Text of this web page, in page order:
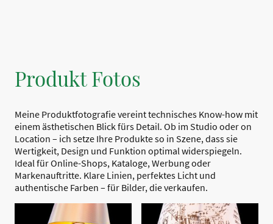
Produkt Fotos
Meine Produktfotografie vereint technisches Know-how mit
einem ästhetischen Blick fürs Detail. Ob im Studio oder on
Location – ich setze Ihre Produkte so in Szene, dass sie
Wertigkeit, Design und Funktion optimal widerspiegeln.
Ideal für Online-Shops, Kataloge, Werbung oder
Markenauftritte. Klare Linien, perfektes Licht und
authentische Farben – für Bilder, die verkaufen.